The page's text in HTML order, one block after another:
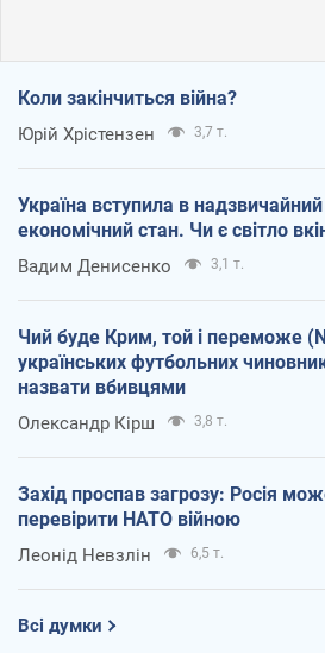
Коли закінчиться війна?
Юрій Хрістензен 3,7 т.
Україна вступила в надзвичайний
економічний стан. Чи є світло
Вадим Денисенко 3,1 т.
Чий буде Крим, той і переможе
українських футбольних
назвати вбивцями
Олександр Кірш 3,8 т.
Захід проспав загрозу: Росія
перевірити НАТО війною
Леонід Невзлін 6,5 т.
Всі думки